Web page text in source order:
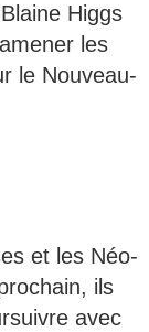
Higgs
les
le Nouveau-
et les Néo-
ils
avec